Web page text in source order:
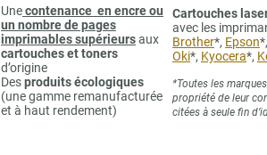
Unecontenance en encre ou
un nombre de pages
imprimables supérieursaux
cartouches et toners
d’origine
Desproduits écologiques
(une gamme remanufacturée
et à haut rendement)
Cartouches
avec les
Brother*, Epson*,
Oki*, Kyocera*,
*Toutes les
propriété de leur
citées à seule fin